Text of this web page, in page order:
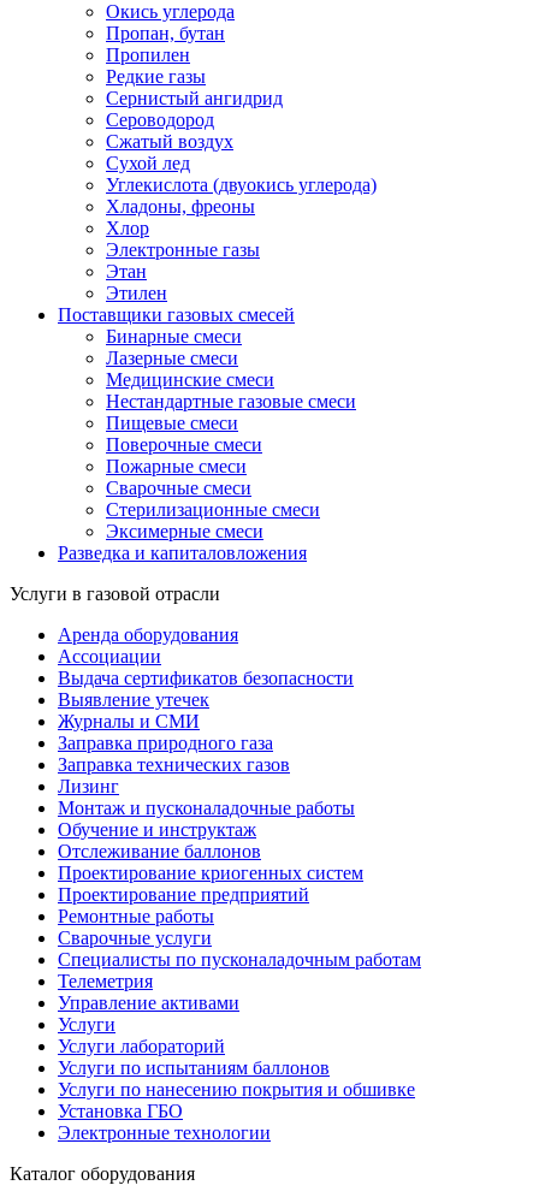
Окись углерода
Пропан, бутан
Пропилен
Редкие газы
Сернистый ангидрид
Сероводород
Сжатый воздух
Сухой лед
Углекислота (двуокись углерода)
Хладоны, фреоны
Хлор
Электронные газы
Этан
Этилен
Поставщики газовых смесей
Бинарные смеси
Лазерные смеси
Медицинские смеси
Нестандартные газовые смеси
Пищевые смеси
Поверочные смеси
Пожарные смеси
Сварочные смеси
Стерилизационные смеси
Эксимерные смеси
Разведка и капиталовложения
Услуги в газовой отрасли
Аренда оборудования
Ассоциации
Выдача сертификатов безопасности
Выявление утечек
Журналы и СМИ
Заправка природного газа
Заправка технических газов
Лизинг
Монтаж и пусконаладочные работы
Обучение и инструктаж
Отслеживание баллонов
Проектирование криогенных систем
Проектирование предприятий
Ремонтные работы
Сварочные услуги
Специалисты по пусконаладочным работам
Телеметрия
Управление активами
Услуги
Услуги лабораторий
Услуги по испытаниям баллонов
Услуги по нанесению покрытия и обшивке
Установка ГБО
Электронные технологии
Каталог оборудования